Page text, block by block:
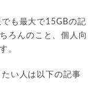
も最大で15GBの記
ろんのこと、個人向
。
い人は以下の記事